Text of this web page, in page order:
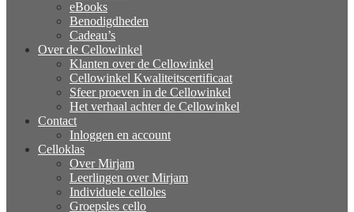
eBooks
Benodigdheden
Cadeau’s
Over de Cellowinkel
Klanten over de Cellowinkel
Cellowinkel Kwaliteitscertificaat
Sfeer proeven in de Cellowinkel
Het verhaal achter de Cellowinkel
Contact
Inloggen en account
Celloklas
Over Mirjam
Leerlingen over Mirjam
Individuele celloles
Groepsles cello